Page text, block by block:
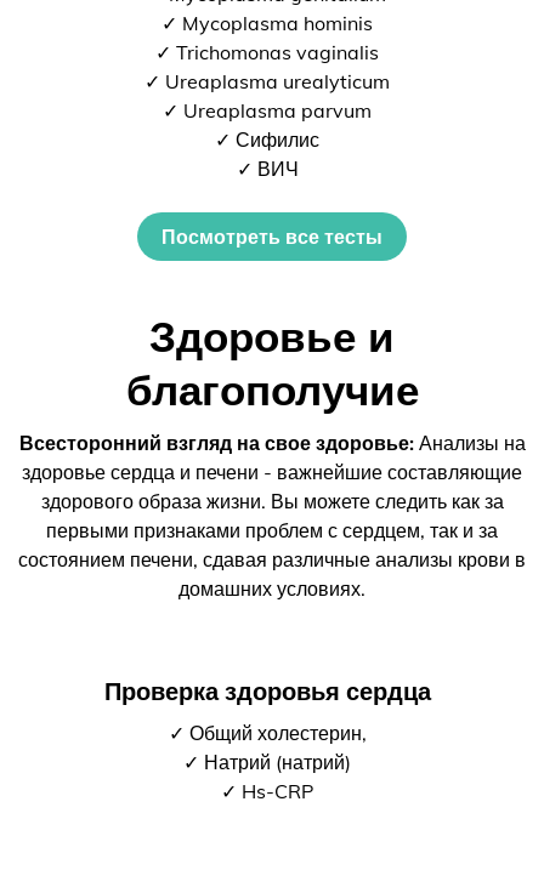
✓ Mycoplasma hominis
✓ Trichomonas vaginalis
✓ Ureaplasma urealyticum
✓ Ureaplasma parvum
✓ Сифилис
✓ ВИЧ
Посмотреть все тесты
Здоровье и
благополучие
Всесторонний взгляд на свое здоровье:Анализы на
здоровье сердца и печени - важнейшие составляющие
здорового образа жизни. Вы можете следить как за
первыми признаками проблем с сердцем, так и за
состоянием печени, сдавая различные анализы крови в
домашних условиях.
Проверка здоровья сердца
✓ Общий холестерин,
✓ Натрий (натрий)
✓ Hs-CRP